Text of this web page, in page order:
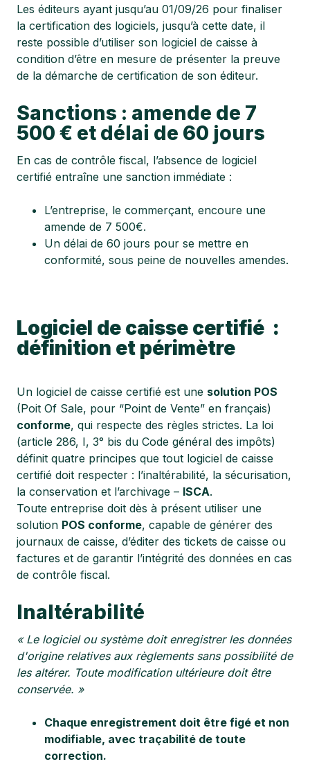
Les éditeurs ayant jusqu’au 01/09/26 pour finaliser
la certification des logiciels, jusqu’à cette date, il
reste possible d’utiliser son logiciel de caisse à
condition d’être en mesure de présenter la preuve
de la démarche de certification de son éditeur.
Sanctions : amende de 7
500 € et délai de 60 jours
En cas de contrôle fiscal, l’absence de logiciel
certifié entraîne une sanction immédiate :
L’entreprise, le commerçant, encoure une
amende de 7 500€.
Un délai de 60 jours pour se mettre en
conformité, sous peine de nouvelles amendes.
Logiciel de caisse certifié :
définition et périmètre
Un logiciel de caisse certifié est une solution POS
(Poit Of Sale, pour “Point de Vente” en français)
conforme, qui respecte des règles strictes. La loi
(article 286, I, 3° bis du Code général des impôts)
définit quatre principes que tout logiciel de caisse
certifié doit respecter : l’inaltérabilité, la sécurisation,
la conservation et l’archivage – ISCA.
Toute entreprise doit dès à présent utiliser une
solution POS conforme, capable de générer des
journaux de caisse, d’éditer des tickets de caisse ou
factures et de garantir l’intégrité des données en cas
de contrôle fiscal.
Inaltérabilité
« Le logiciel ou système doit enregistrer les données
d'origine relatives aux règlements sans possibilité de
les altérer. Toute modification ultérieure doit être
conservée. »
Chaque enregistrement doit être figé et non
modifiable, avec traçabilité de toute
correction.